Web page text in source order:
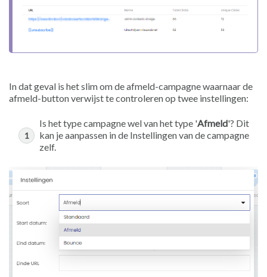
In dat geval is het slim om de afmeld-campagne waarnaar de
afmeld-button verwijst te controleren op twee instellingen:
Is het type campagne wel van het type 'Afmeld'? Dit
kan je aanpassen in de Instellingen van de campagne
zelf.